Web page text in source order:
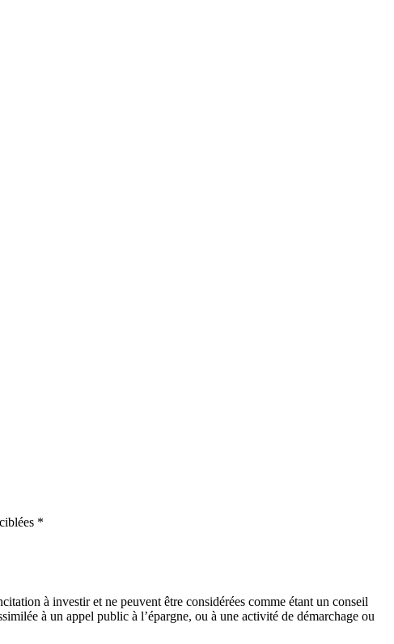
*
à investir et ne peuvent être considérées comme étant un conseil
à un appel public à l’épargne, ou à une activité de démarchage ou